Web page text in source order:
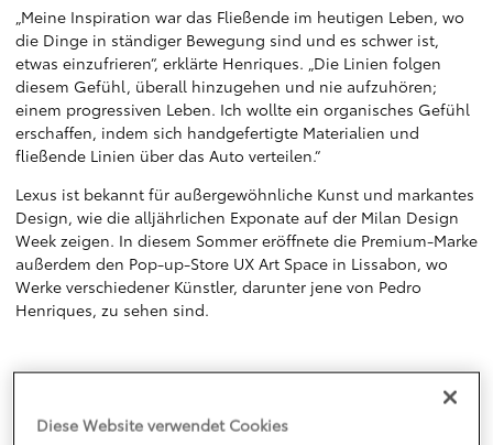
„Meine Inspiration war das Fließende im heutigen Leben, wo
die Dinge in ständiger Bewegung sind und es schwer ist,
etwas einzufrieren“, erklärte Henriques. „Die Linien folgen
diesem Gefühl, überall hinzugehen und nie aufzuhören;
einem progressiven Leben. Ich wollte ein organisches Gefühl
erschaffen, indem sich handgefertigte Materialien und
fließende Linien über das Auto verteilen.“
Lexus ist bekannt für außergewöhnliche Kunst und markantes
Design, wie die alljährlichen Exponate auf der Milan Design
Week zeigen. In diesem Sommer eröffnete die Premium-Marke
außerdem den Pop-up-Store UX Art Space in Lissabon, wo
Werke verschiedener Künstler, darunter jene von Pedro
Henriques, zu sehen sind.
Diese Website verwendet Cookies